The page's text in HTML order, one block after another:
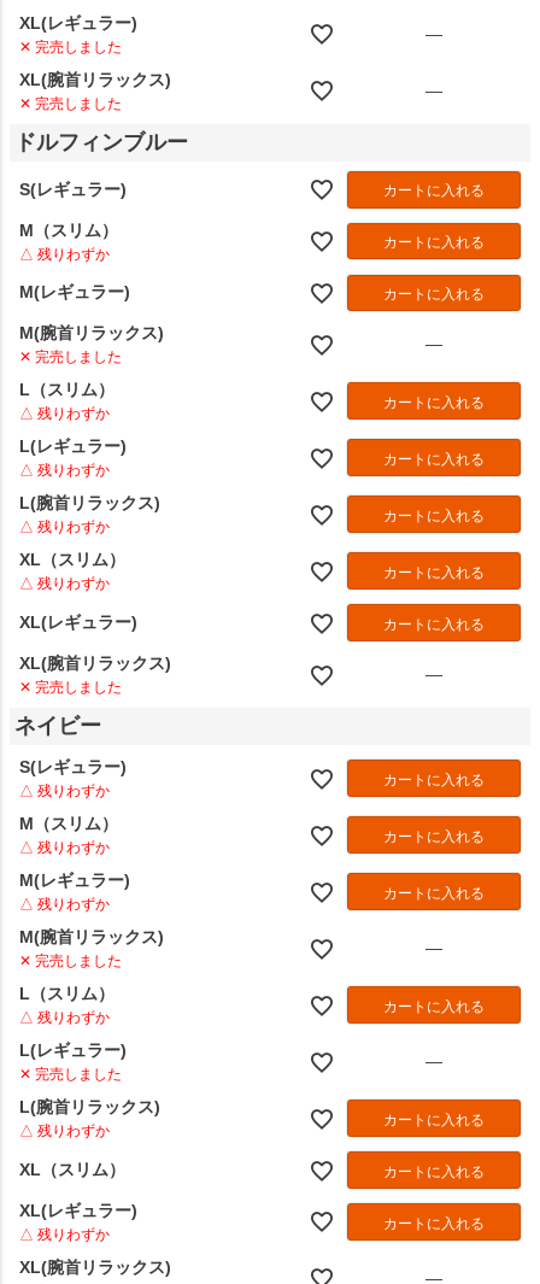
XL(レギュラー)
✕ 完売しました
—
XL(腕首リラックス)
✕ 完売しました
—
ドルフィンブルー
S(レギュラー) カートに入れる
M（スリム）
△ 残りわずか
カートに入れる
M(レギュラー) カートに入れる
M(腕首リラックス)
✕ 完売しました
—
L（スリム）
△ 残りわずか
カートに入れる
L(レギュラー)
△ 残りわずか
カートに入れる
L(腕首リラックス)
△ 残りわずか
カートに入れる
XL（スリム）
△ 残りわずか
カートに入れる
XL(レギュラー) カートに入れる
XL(腕首リラックス)
✕ 完売しました
—
ネイビー
S(レギュラー)
△ 残りわずか
カートに入れる
M（スリム）
△ 残りわずか
カートに入れる
M(レギュラー)
△ 残りわずか
カートに入れる
M(腕首リラックス)
✕ 完売しました
—
L（スリム）
△ 残りわずか
カートに入れる
L(レギュラー)
✕ 完売しました
—
L(腕首リラックス)
△ 残りわずか
カートに入れる
XL（スリム） カートに入れる
XL(レギュラー)
△ 残りわずか
カートに入れる
XL(腕首リラックス)
—